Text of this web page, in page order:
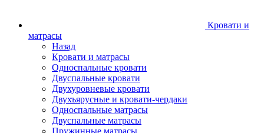
Кровати и
матрасы
Назад
Кровати и матрасы
Односпальные кровати
Двуспальные кровати
Двухуровневые кровати
Двухъярусные и кровати-чердаки
Односпальные матрасы
Двуспальные матрасы